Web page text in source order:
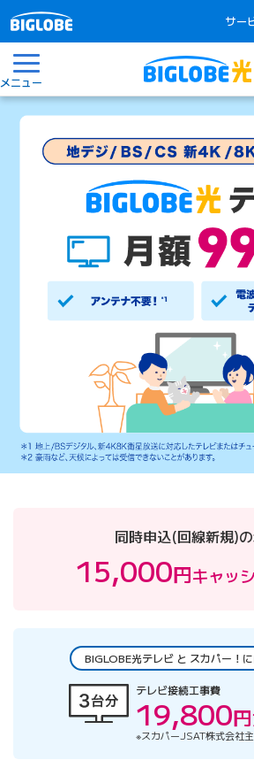
サー
メニュー
BIGLOBE光テレビ
同時申込(回線新規)
15,000円キャッ
BIGLOBE光テレビ と スカパー！
テレビ接続工事費
19,800円
※スカパーJSAT株式会社